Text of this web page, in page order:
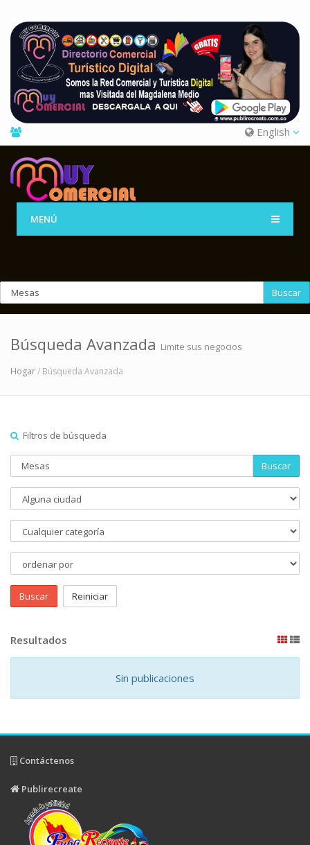
English
MENÚ
Buscar
Búsqueda Avanzada Limite sus negocios
Hogar/ Búsqueda Avanzada
Filtros de búsqueda
Buscar
Buscar Reiniciar
Resultados
Sin publicaciones
Contáctenos
Publirecreate